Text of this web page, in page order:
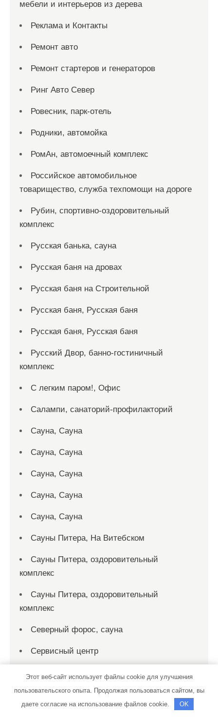
мебели и интерьеров из дерева
Реклама и Контакты
Ремонт авто
Ремонт стартеров и генераторов
Ринг Авто Север
Ровесник, парк-отель
Родники, автомойка
РомАн, автомоечный комплекс
Российское автомобильное
товарищество, служба техпомощи на дороге
Рубин, спортивно-оздоровительный
комплекс
Русская банька, сауна
Русская баня на дровах
Русская баня на Строительной
Русская баня, Русская баня
Русская баня, Русская баня
Русский Двор, банно-гостиничный
комплекс
С легким паром!, Офис
Салампи, санаторий-профилакторий
Сауна, Сауна
Сауна, Сауна
Сауна, Сауна
Сауна, Сауна
Сауна, Сауна
Сауны Питера, На Витебском
Сауны Питера, оздоровительный
комплекс
Сауны Питера, оздоровительный
комплекс
Северный форос, сауна
Сервисный центр
Сибирская баня на дровах, Сибирская
Сибирь, гостиничный комплекс
Этот веб-сайт использует файлы cookie для улучшения
пользовательского опыта. Продолжая пользоваться сайтом, вы
даете согласие на использование файлов cookie.
OK